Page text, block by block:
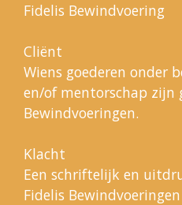
Fidelis Bewindvoering
Cliënt
Wiens goederen onder
en/of mentorschap zijn
Bewindvoeringen.
Klacht
Een schriftelijk en
Fidelis